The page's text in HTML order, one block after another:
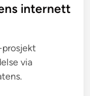
internett
prosjekt
via